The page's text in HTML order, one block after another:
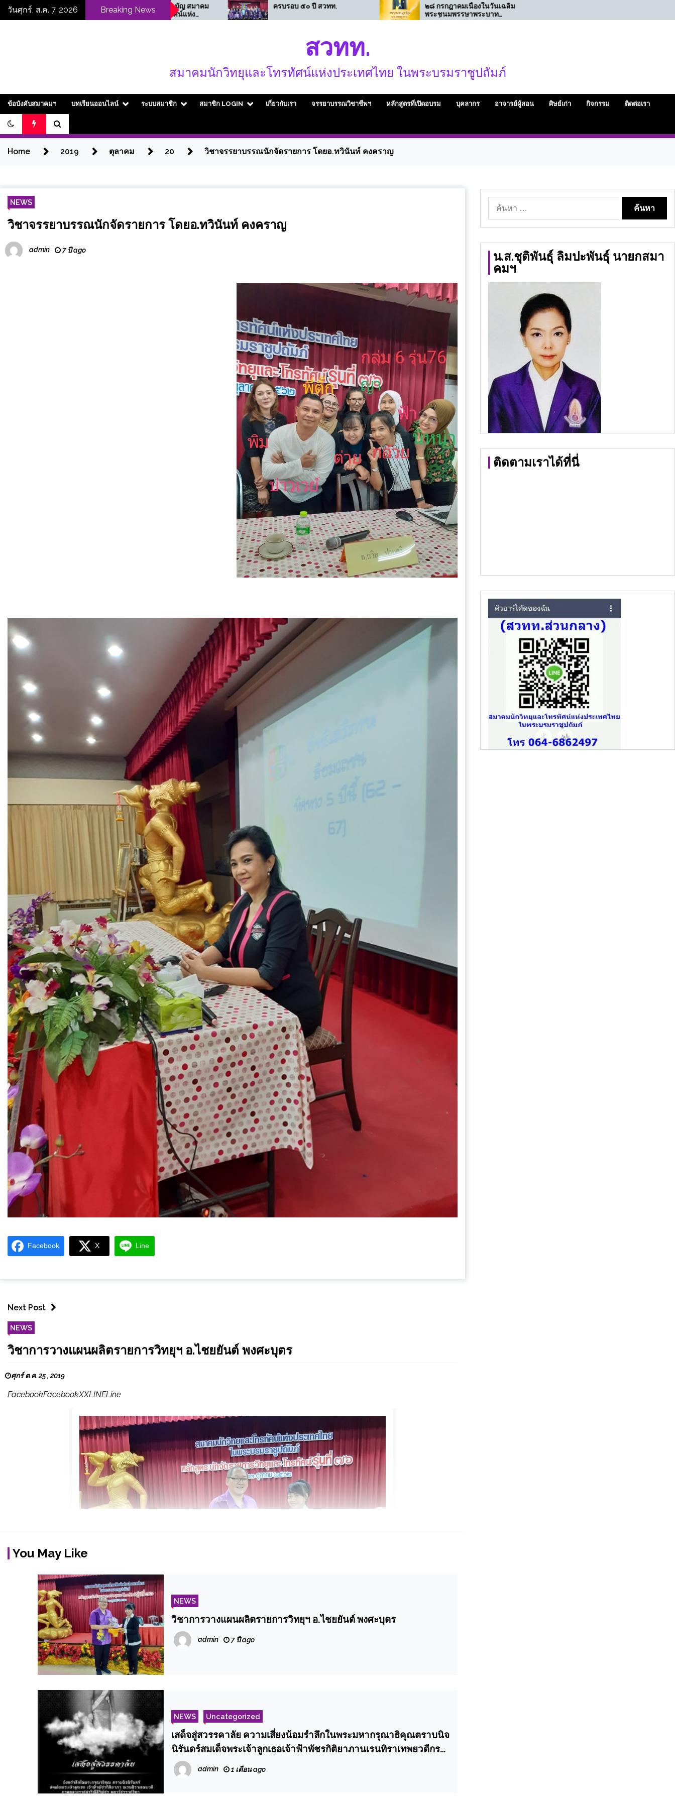
Skipวันศุกร์, ส.ค. 7, 2026 Breaking News
ขอเชิญสมาชิกสามัญ สมาคม
นักวิทยุและโทรทัศน์แห่ง
ประเทศไทย ในพระบรม
ครบรอบ ๕๐ ปี สวทท.
๒๘ กรกฎาคมเนื่องในวันเฉลิม
พระชนมพรรษาพระบาท
สมเด็จพระเจ้าอยู่หัวขอ
ขอเรียนเชิญร่วมทำบุญถวาย
รอบ ๕๐ ปี สมาคมนักวิทยุและ
ร
สวทท.
สมาคมนักวิทยุและโทรทัศน์แห่งประเทศไทย ในพระบรมราชูปถัมภ์
ข้อบังคับสมาคมฯ บทเรียนออนไลน์ ระบบสมาชิก สมาชิก LOGIN เกี่ยวกับเรา จรรยาบรรณวิชาชีพฯ หลักสูตรที่เปิดอบรม บุคลากร อาจารย์ผู้สอน ศิษย์เก่า กิจกรรม ติดต่อเรา
Home 2019 ตุลาคม 20 วิชาจรรยาบรรณนักจัดรายการ โดยอ.ทวินันท์ คงคราญ
NEWS
วิชาจรรยาบรรณนักจัดรายการ โดยอ.ทวินันท์ คงคราญ
admin 7 ปี ago
Facebook X Line
Next Post
NEWS
วิชาการวางแผนผลิตรายการวิทยุฯ อ.ไชยยันต์ พงศะบุตร
ศุกร์ ต.ค. 25 , 2019
FacebookFacebookXXLINELine
You May Like
NEWS
วิชาการวางแผนผลิตรายการวิทยุฯ อ.ไชยยันต์ พงศะบุตร
admin 7 ปี ago
NEWS Uncategorized
เสด็จสู่สวรรคาลัย ความเสี่ยงน้อมรำลึกในพระมหากรุณาธิคุณตราบนิจ
นิรันดร์สมเด็จพระเจ้าลูกเธอเจ้าฟ้าพัชรกิติยาภานเรนทิราเทพยวดีกรม
หลวงราชสาริณีศิริพัฒน์มหาวชิระราชธิดา
admin 1 เดือน ago
ค้นหา
สำหรับ:
น.ส.ชุติพันธุ์ ลิมปะพันธุ์ นายกสมา
คมฯ
ติดตามเราได้ที่นี่